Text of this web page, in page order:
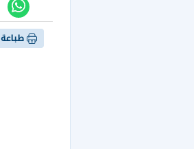
طباعة